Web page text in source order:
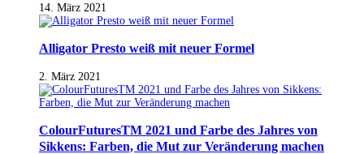
14. März 2021
Alligator Presto weiß mit neuer Formel
2. März 2021
ColourFuturesTM 2021 und Farbe des Jahres von
Sikkens: Farben, die Mut zur Veränderung machen